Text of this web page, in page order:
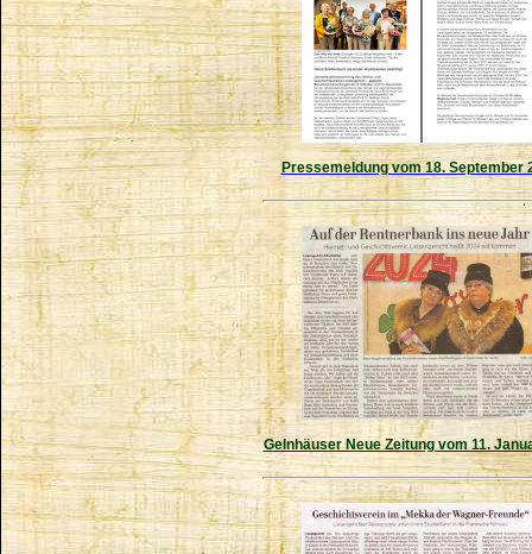
Pressemeldung vom 18. September
Gelnhäuser Neue Zeitung vom 11.